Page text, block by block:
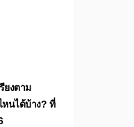
ยงตาม
หนได้บ้าง? ที่